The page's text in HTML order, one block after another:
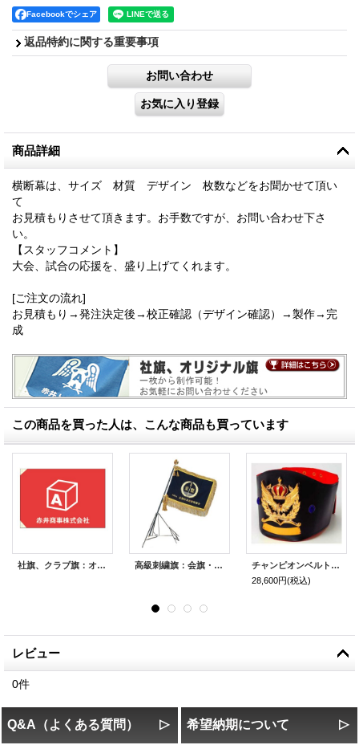
Facebookでシェア
返品特約に関する重要事項
商品詳細
横断幕は、サイズ 材質 デザイン 枚数などをお聞かせて頂い
て
お見積もりさせて頂きます。お手数ですが、お問い合わせ下さ
い。
【スタッフコメント】
大会、試合の応援を、盛り上げてくれます。
[ご注文の流れ]
お見積もり→発注決定後→校正確認（デザイン確認）→製作→完
成
この商品を買った人は、こんな商品も買っています
社旗、クラブ旗：オリジナル旗・応援旗・社旗・クラブ旗・一枚からオーダー可能な旗の制作 高級刺繍旗：会旗・校旗などの高級刺繍旗
チャンピオンベルトCHP2：ボクシング・空手・プロレス・格闘技・の大会に使用可能なチャンピオンベルト
28,600円(税込)
レビュー
0件
Q&A（よくある質問） 希望納期について